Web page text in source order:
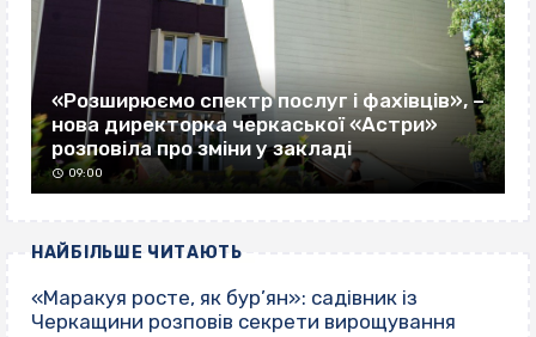
«Розширюємо спектр послуг і фахівців», –
нова директорка черкаської «Астри»
розповіла про зміни у закладі
09:00
НАЙБІЛЬШЕ ЧИТАЮТЬ
«Маракуя росте, як бур’ян»: садівник із
Черкащини розповів секрети вирощування